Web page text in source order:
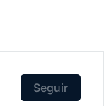
Seguir